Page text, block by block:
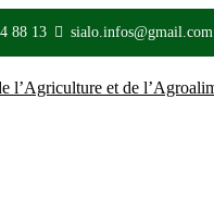
88 13 sialo.infos@gmail.com